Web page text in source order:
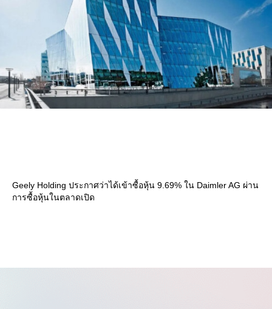
Geely Holding ประกาศว่าได้เข้าซื้อหุ้น 9.69% ใน Daimler AG ผ่าน
การซื้อหุ้นในตลาดเปิด